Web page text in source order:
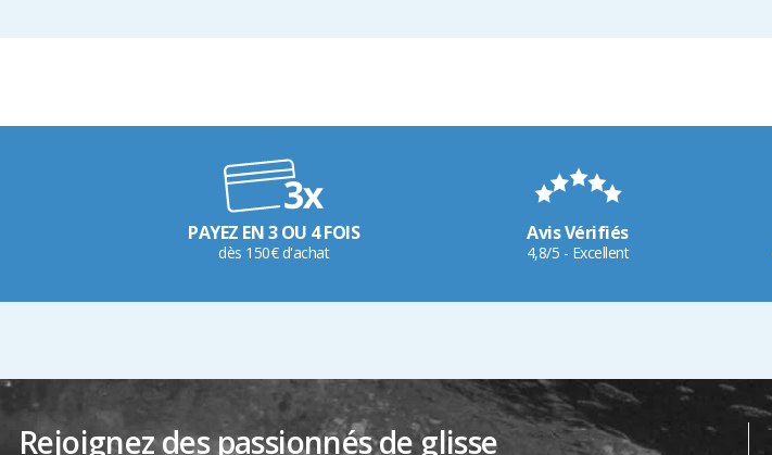
PAYEZ EN 3 OU 4 FOIS
dès 150€ d'achat
Avis Vérifiés
4,8/5 - Excellent
Rejoignez des passionnés de glisse